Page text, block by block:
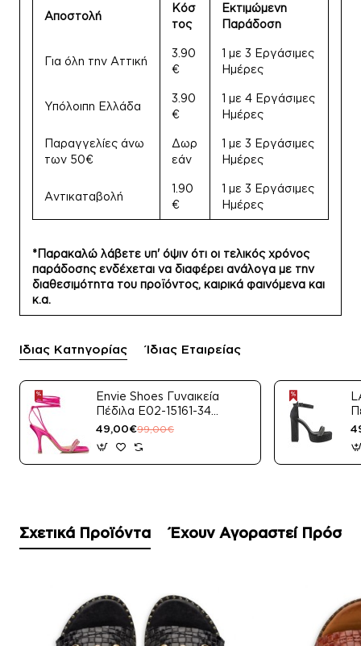
Αποστολή
Κόσ
τος
Εκτιμώμενη
Παράδοση
Για όλη την Αττική
3.90
€
1 με 3 Εργάσιμες
Ημέρες
Υπόλοιπη Ελλάδα
3.90
€
1 με 4 Εργάσιμες
Ημέρες
Παραγγελίες άνω
των 50€
Δωρ
εάν
1 με 3 Εργάσιμες
Ημέρες
Αντικαταβολή
1.90
€
1 με 3 Εργάσιμες
Ημέρες
*Παρακαλώ λάβετε υπ' όψιν ότι οι τελικός χρόνος
παράδοσης ενδέχεται να διαφέρει ανάλογα με την
διαθεσιμότητα του προϊόντος, καιρικά φαινόμενα και
κ.α.
Ίδιας Κατηγορίας Ίδιας Εταιρείας
Envie Shoes Γυναικεία
Πέδιλα E02-15161-34
Μαύρο Satin
49,00€99,00€
Σχετικά Προϊόντα Έχουν Αγοραστεί